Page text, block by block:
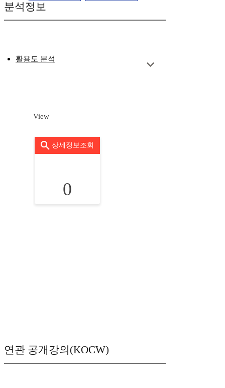
분석정보
활용도 분석
View
상세정보조회
0
연관 공개강의(KOCW)